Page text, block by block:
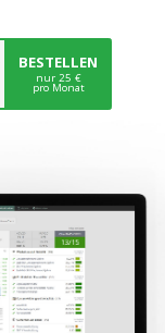
BESTELLEN
nur 25 €
pro Monat